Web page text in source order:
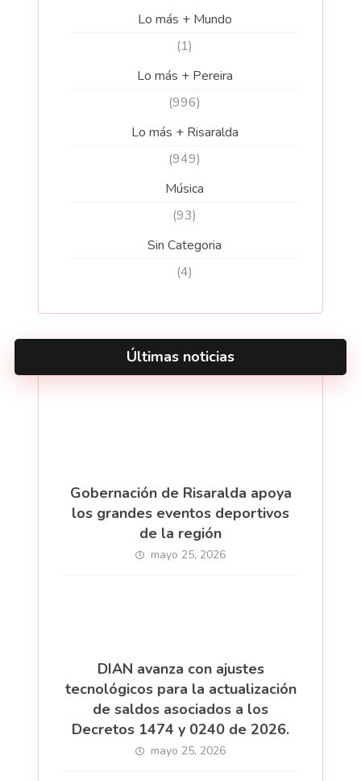
Lo más + Mundo
(1)
Lo más + Pereira
(996)
Lo más + Risaralda
(949)
Música
(93)
Sin Categoria
(4)
Últimas noticias
Gobernación de Risaralda apoya
los grandes eventos deportivos
de la región
mayo 25, 2026
DIAN avanza con ajustes
tecnológicos para la actualización
de saldos asociados a los
Decretos 1474 y 0240 de 2026.
mayo 25, 2026